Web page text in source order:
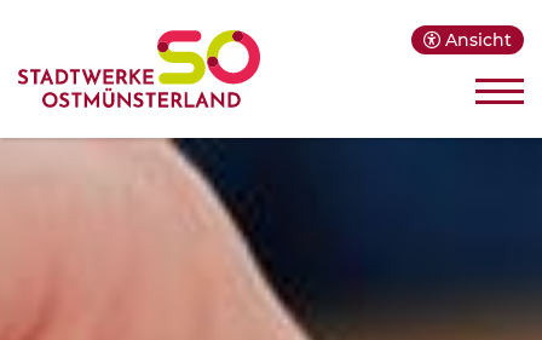
Ansicht